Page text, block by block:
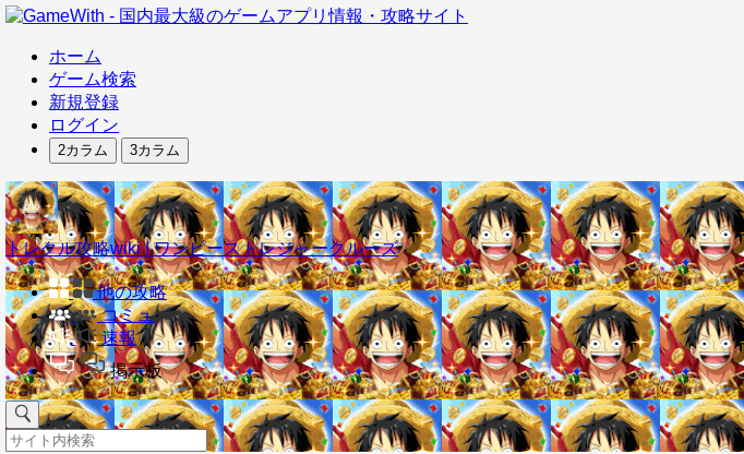
ホーム
ゲーム検索
新規登録
ログイン
2カラム 3カラム
トレクル攻略wiki | ワンピーストレジャークルーズ
他の攻略
コミュ
速報
掲示板